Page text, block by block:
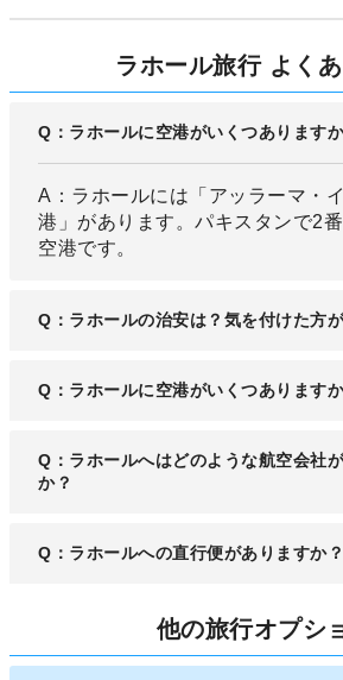
ラホール旅行 よく
Q：ラホールに空港がいくつあります
A：ラホールには「アッラーマ・
港」があります。パキスタンで2
空港です。
Q：ラホールの治安は？気を付けた方
A：パキスタン国内の治安は基本
Q：ラホールに空港がいくつあります
A：パキスタン国内の治安は基本
ルであり、ラホールも同じことが
Q：ラホールへはどのような航空会社
か？
A：パキスタン国際航空、エアブ
Q：ラホールへの直行便がありますか？
A：日本からは成田からの直行便
際航空の便で出ています。
他の旅行オプシ